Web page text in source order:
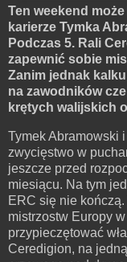
Ten weekend
karierze Tymka
Podczas 5. Rali
zapewnić sobie
Zanim jednak
na zawodników
krętych walijskich
Tymek Abramowski
zwycięstwo w
jeszcze przed
miesiącu. Na tym
ERC się nie
mistrzostw Europy
przypieczętować
Ceredigion, na